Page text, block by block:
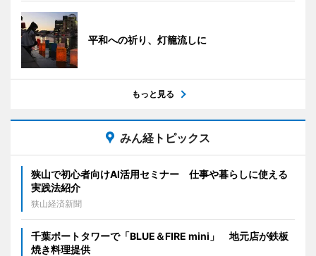
平和への祈り、灯籠流しに
もっと見る
みん経トピックス
狭山で初心者向けAI活用セミナー 仕事や暮らしに使える
実践法紹介
狭山経済新聞
千葉ポートタワーで「BLUE＆FIRE mini」 地元店が鉄板
焼き料理提供